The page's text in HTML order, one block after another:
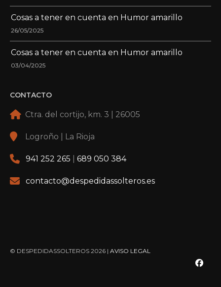
Cosas a tener en cuenta en Humor amarillo
26/05/2025
Cosas a tener en cuenta en Humor amarillo
03/04/2025
CONTACTO
Ctra. del cortijo, km. 3 | 26005
Logroño | La Rioja
941 252 265 689 050 384
contacto@despedidassolteros.es
© DESPEDIDASSOLTEROS 2026 | AVISO LEGAL